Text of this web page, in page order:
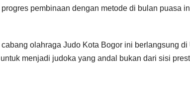
pembinaan dengan metode di bulan puasa
olahraga Judo Kota Bogor ini berlangsung
menjadi judoka yang andal bukan dari sisi